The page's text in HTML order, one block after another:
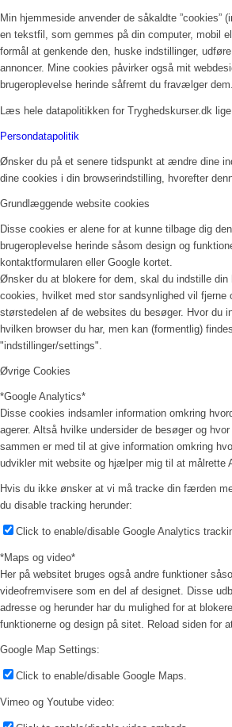
Min hjemmeside anvender de såkaldte ”cookies”
en tekstfil, som gemmes på din computer, mobil
formål at genkende den, huske indstillinger,
annoncer. Mine cookies påvirker også mit
brugeroplevelse herinde såfremt du fravælger dem.
Læs hele datapolitikken for Tryghedskurser.dk
Persondatapolitik
Ønsker du på et senere tidspunkt at ændre dine
dine cookies i din browserindstilling, hvorefter
Grundlæggende website cookies
Disse cookies er alene for at kunne tilbage dig
brugeroplevelse herinde såsom design og
kontaktformularen eller Google kortet.
Ønsker du at blokere for dem, skal du indstille din
cookies, hvilket med stor sandsynlighed vil fjerne
størstedelen af de websites du besøger. Hvor du
hvilken browser du har, men kan (formentlig)
"indstillinger/settings".
Øvrige Cookies
*Google Analytics*
Disse cookies indsamler information omkring
agerer. Altså hvilke undersider de besøger og
sammen er med til at give information omkring
udvikler mit website og hjælper mig til at målrette
Hvis du ikke ønsker at vi må tracke din færden
du disable tracking herunder:
Click to enable/disable Google Analytics
*Maps og video*
Her på websitet bruges også andre funktioner
videofremvisere som en del af designet. Disse
adresse og herunder har du mulighed for at
funktionerne og design på sitet. Reload siden for
Google Map Settings:
Click to enable/disable Google Maps.
Vimeo og Youtube video: